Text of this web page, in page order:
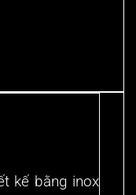
kế bằng inox